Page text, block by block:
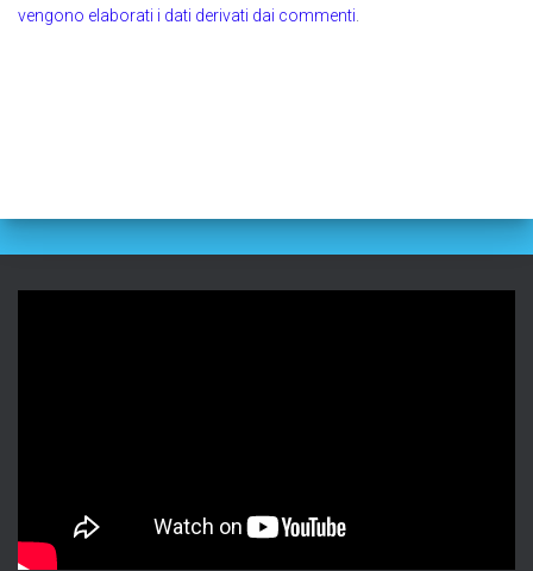
vengono elaborati i dati derivati dai commenti